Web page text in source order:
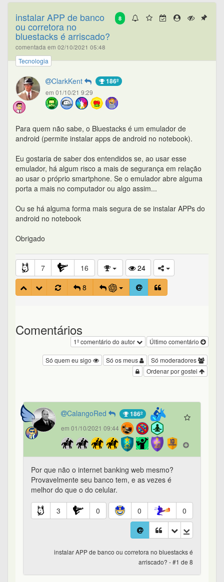
8
instalar APP de banco
ou corretora no
bluestacks é arriscado?
comentada em 02/10/2021 05:48
Tecnologia
ClarkKent 186º
em 01/10/21 9:29
Para quem não sabe, o Bluestacks é um emulador de
android (permite instalar apps de android no notebook).
Eu gostaria de saber dos entendidos se, ao usar esse
emulador, há algum risco a mais de segurança em relação
ao usar o próprio smartphone. Se o emulador abre alguma
porta a mais no computador ou algo assim...
Ou se há alguma forma mais segura de se instalar APPs do
android no notebook
Obrigado
7 16
24
8
Comentários
Último comentário
1º comentário do autor
Só moderadores
Só os meus
Só quem eu sigo
Ordenar por gostei
CalangoRed 186º
em 01/10/2021 09:44
Por que não o internet banking web mesmo?
Provavelmente seu banco tem, e as vezes é
melhor do que o do celular.
3 0 0 0
instalar APP de banco ou corretora no bluestacks é
arriscado? - #1 de 8